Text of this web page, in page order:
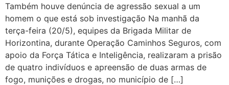
Também houve denúncia de agressão sexual a um
homem o que está sob investigação Na manhã da
terça-feira (20/5), equipes da Brigada Militar de
Horizontina, durante Operação Caminhos Seguros, com
apoio da Força Tática e Inteligência, realizaram a prisão
de quatro indivíduos e apreensão de duas armas de
fogo, munições e drogas, no município de […]